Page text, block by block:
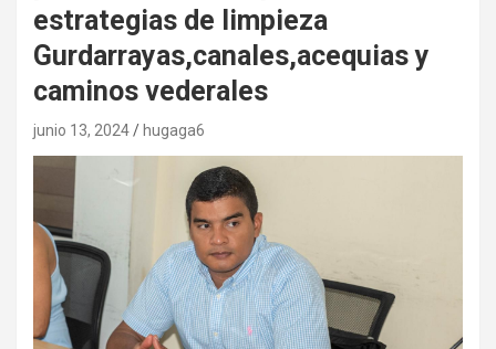
estrategias de limpieza
Gurdarrayas,canales,acequias y
caminos vederales
junio 13, 2024 hugaga6